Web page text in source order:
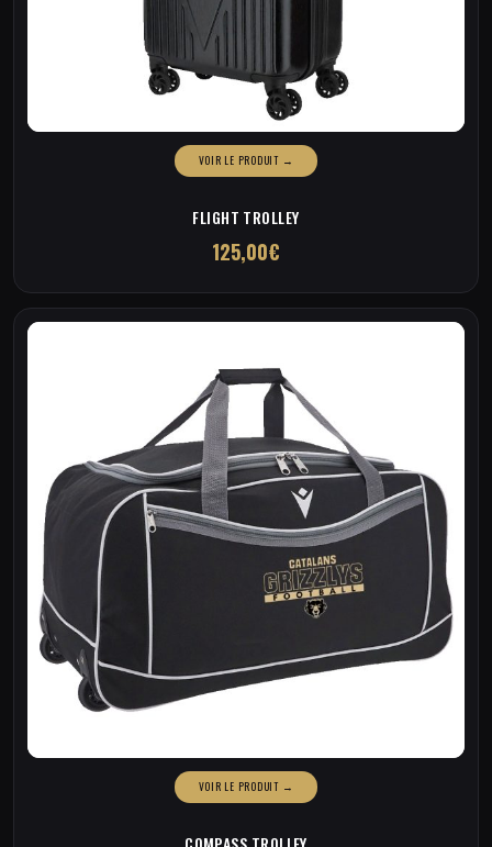
FLIGHT TROLLEY
€
125,00